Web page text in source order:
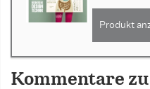
Produkt
Kommentare